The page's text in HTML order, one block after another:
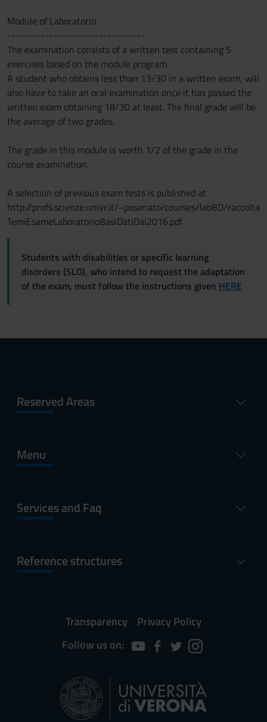
Module of Laboratorio
---------------------------------
The examination consists of a written test containing 5
exercises based on the module program.
A student who obtains less than 13/30 in a written exam, will
also have to take an oral examination once it has passed the
written exam obtaining 18/30 at least. The final grade will be
the average of two grades.
The grade in this module is worth 1/2 of the grade in the
course examination.
A selection of previous exam tests is published at
http://profs.scienze.univr.it/~posenato/courses/labBD/raccolta
TemiEsameLaboratorioBasiDatiDal2016.pdf
Students with disabilities or specific learning
disorders (SLD), who intend to request the adaptation
of the exam, must follow the instructions given HERE
Reserved Areas
Menu
Services and Faq
Reference structures
Transparency
Privacy Policy
Follow us on: